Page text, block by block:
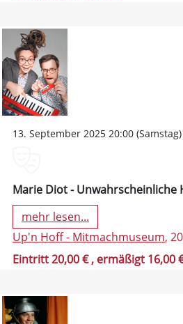
13. September 2025 20:00 (Samstag)
Marie Diot - Unwahrscheinliche
mehr lesen...
Up'n Hoff - Mitmachmuseum,
Eintritt 20,00 €, ermäßigt 16,00